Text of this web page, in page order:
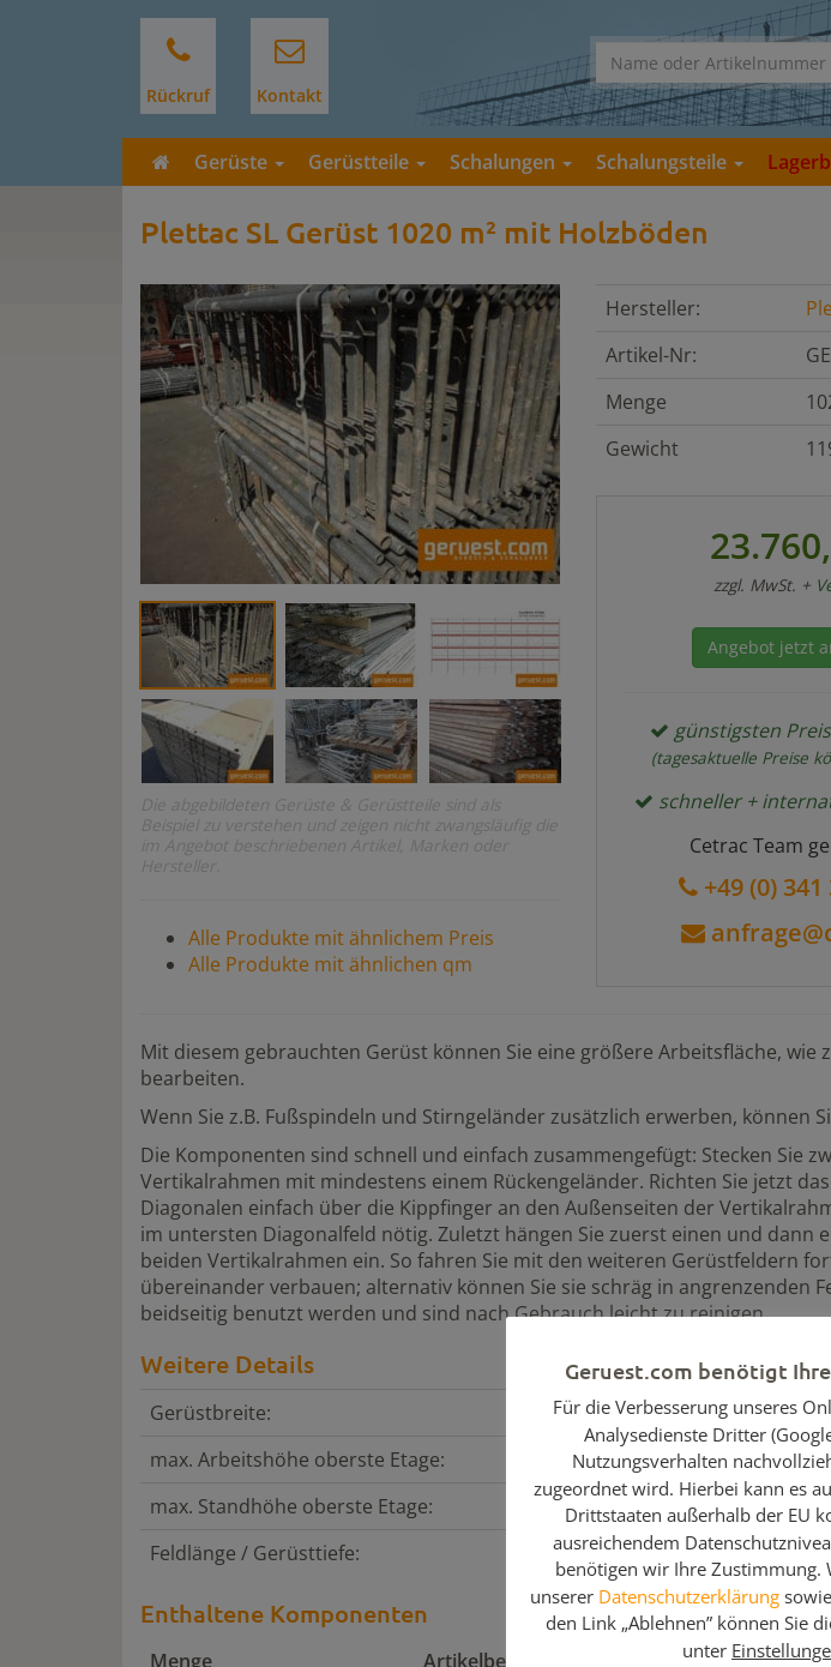
Rückruf Kontakt
Gerüste Gerüstteile Schalungen Schalungsteile
Plettac SL Gerüst 1020 m² mit Holzböden
Die abgebildeten Gerüste & Gerüstteile sind als
Beispiel zu verstehen und zeigen nicht zwangsläufig die
im Angebot beschriebenen Artikel, Marken oder
Hersteller.
Alle Produkte mit ähnlichem Preis
Alle Produkte mit ähnlichen qm
Hersteller:
Artikel-Nr:
Menge
Gewicht
zzgl. MwSt. +
Angebot jetzt
günstigsten
(tagesaktuelle Preise
schneller +
Cetrac Team
+49 (0) 341
Mit diesem gebrauchten Gerüst können Sie eine größere Arbeitsfläche,
bearbeiten.
Wenn Sie z.B. Fußspindeln und Stirngeländer zusätzlich erwerben, können
Die Komponenten sind schnell und einfach zusammengefügt: Stecken Sie
Vertikalrahmen mit mindestens einem Rückengeländer. Richten Sie jetzt
Diagonalen einfach über die Kippfinger an den Außenseiten der
im untersten Diagonalfeld nötig. Zuletzt hängen Sie zuerst einen und dann
beiden Vertikalrahmen ein. So fahren Sie mit den weiteren Gerüstfeldern
übereinander verbauen; alternativ können Sie sie schräg in angrenzenden
beidseitig benutzt werden und sind nach Gebrauch leicht zu reinigen.
Weitere Details
Gerüstbreite:
max. Arbeitshöhe oberste Etage:
max. Standhöhe oberste Etage:
Feldlänge / Gerüsttiefe:
Enthaltene Komponenten
Menge
Artikelbezeichnung
Geruest.com benötigt
Für die Verbesserung unseres
Analysedienste Dritter
Nutzungsverhalten
zugeordnet wird. Hierbei kann es
Drittstaaten außerhalb der EU
ausreichendem
benötigen wir Ihre Zustimmung.
unserer Datenschutzerklärung
den Link „Ablehnen” können Sie
unter